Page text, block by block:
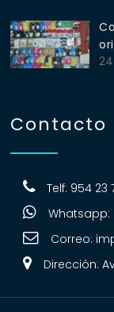
Contacto
Telf: 954 23
Whatsapp:
Correo:
Dirección: